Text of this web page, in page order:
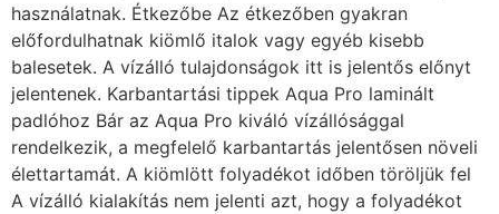
használatnak. Étkezőbe Az étkezőben gyakran
előfordulhatnak kiömlő italok vagy egyéb kisebb
balesetek. A vízálló tulajdonságok itt is jelentős előnyt
jelentenek. Karbantartási tippek Aqua Pro laminált
padlóhoz Bár az Aqua Pro kiváló vízállósággal
rendelkezik, a megfelelő karbantartás jelentősen növeli
élettartamát. A kiömlött folyadékot időben töröljük fel
A vízálló kialakítás nem jelenti azt, hogy a folyadékot